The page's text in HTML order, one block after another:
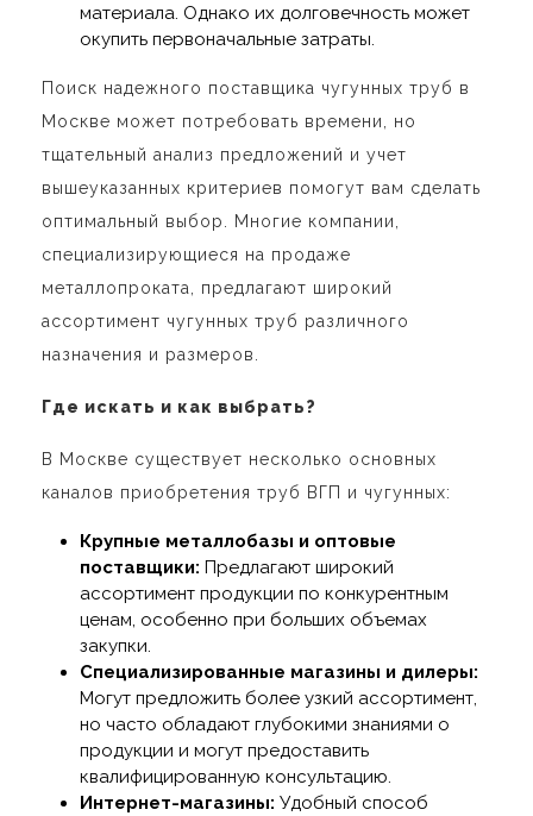
материала. Однако их долговечность может
окупить первоначальные затраты.
Поиск надежного поставщика чугунных труб в
Москве может потребовать времени, но
тщательный анализ предложений и учет
вышеуказанных критериев помогут вам сделать
оптимальный выбор. Многие компании,
специализирующиеся на продаже
металлопроката, предлагают широкий
ассортимент чугунных труб различного
назначения и размеров.
Где искать и как выбрать?
В Москве существует несколько основных
каналов приобретения труб ВГП и чугунных:
Крупные металлобазы и оптовые
поставщики: Предлагают широкий
ассортимент продукции по конкурентным
ценам, особенно при больших объемах
закупки.
Специализированные магазины и дилеры:
Могут предложить более узкий ассортимент,
но часто обладают глубокими знаниями о
продукции и могут предоставить
квалифицированную консультацию.
Интернет-магазины: Удобный способ